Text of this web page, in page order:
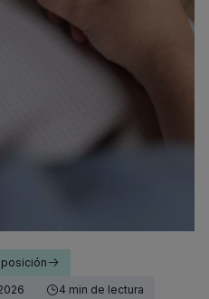
4 min de lectura